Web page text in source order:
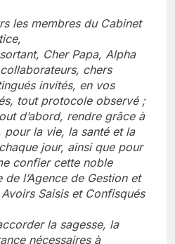
les membres du Cabinet
Cher Papa, Alpha
chers
invités, en vos
tout protocole observé ;
d’abord, rendre grâce à
pour la vie, la santé et la
jour, ainsi que pour
confier cette noble
l’Agence de Gestion et
Saisis et Confisqués
la sagesse, la
nécessaires à